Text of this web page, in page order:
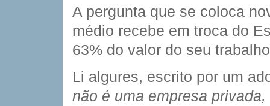
A pergunta que se coloca
médio recebe em troca do
63% do valor do seu
Li algures, escrito por um
não é uma empresa